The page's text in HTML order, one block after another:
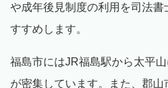
や成年後見制度の利用を司法
すすめします。
福島市にはJR福島駅から太平
が密集しています。また、郡